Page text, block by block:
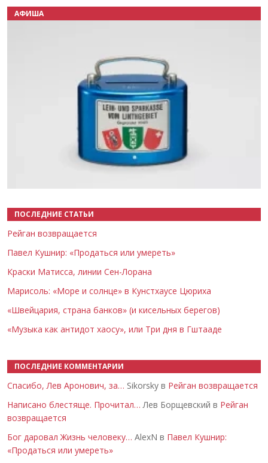
АФИША
ПОСЛЕДНИЕ СТАТЬИ
Рейган возвращается
Павел Кушнир: «Продаться или умереть»
Краски Матисса, линии Сен-Лорана
Марисоль: «Море и солнце» в Кунстхаусе Цюриха
«Швейцария, страна банков» (и кисельных берегов)
«Музыка как антидот хаосу», или Три дня в Гштааде
ПОСЛЕДНИЕ КОММЕНТАРИИ
Спасибо, Лев Аронович, за… Sikorsky в Рейган возвращается
Написано блестяще. Прочитал… Лев Борщевский в Рейган
возвращается
Бог даровал Жизнь человеку… AlexN в Павел Кушнир:
«Продаться или умереть»